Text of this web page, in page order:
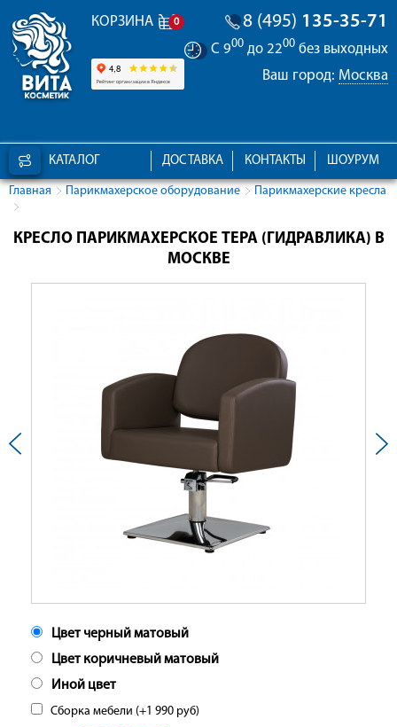
КОРЗИНА 0 8 (495) 135-35-71
С 900 до 2200 без выходных
Ваш город: Москва
КАТАЛОГ ШОУРУМ
КОНТАКТЫ
ДОСТАВКА
Главная Парикмахерское оборудование Парикмахерские кресла
КРЕСЛО ПАРИКМАХЕРСКОЕ ТЕРА (ГИДРАВЛИКА) В
МОСКВЕ
Цвет черный матовый
Цвет коричневый матовый
Иной цвет
Сборка мебели (+1 990 руб)